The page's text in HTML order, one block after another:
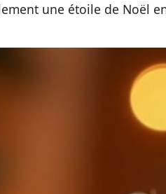
une étoile de Noël